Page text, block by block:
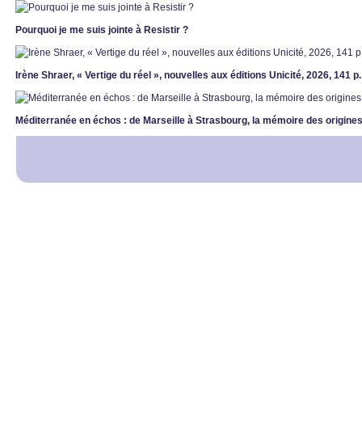
Pourquoi je me suis jointe à Resistir ?
Irène Shraer, « Vertige du réel », nouvelles aux éditions Unicité, 2026, 141
Méditerranée en échos : de Marseille à Strasbourg, la mémoire des